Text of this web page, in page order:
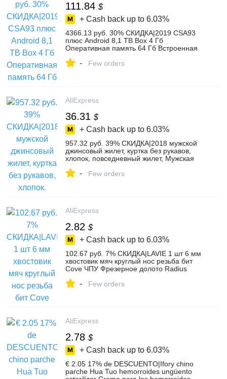
111.84 $
+ Cash back up to 6.03%
4366.13 руб. 30% СКИДКА|2019 CSA93
плюс Android 8,1 ТВ Box 4 Гб
Оперативная память 64 Гб Встроенная
Декодер каналов кабельного
- Few orders
AliExpress
36.31 $
+ Cash back up to 6.03%
957.32 руб. 39% СКИДКА|2018 мужской
джинсовый жилет, куртка без рукавов,
хлопок, повседневный жилет, Мужская
куртка, ковбойские карманы, плюс
- Few orders
AliExpress
2.82 $
+ Cash back up to 6.03%
102.67 руб. 7% СКИДКА|LAVIE 1 шт 6 мм
хвостовик мяч круглый нос резьба бит
Cove ЧПУ Фрезерное долото Radius
фреза для дерева MC06003-in Фреза
- Few orders
AliExpress
2.78 $
+ Cash back up to 6.03%
€ 2.05 17% de DESCUENTO|Ifory chino
parche Hua Tuo hemorroides ungüento